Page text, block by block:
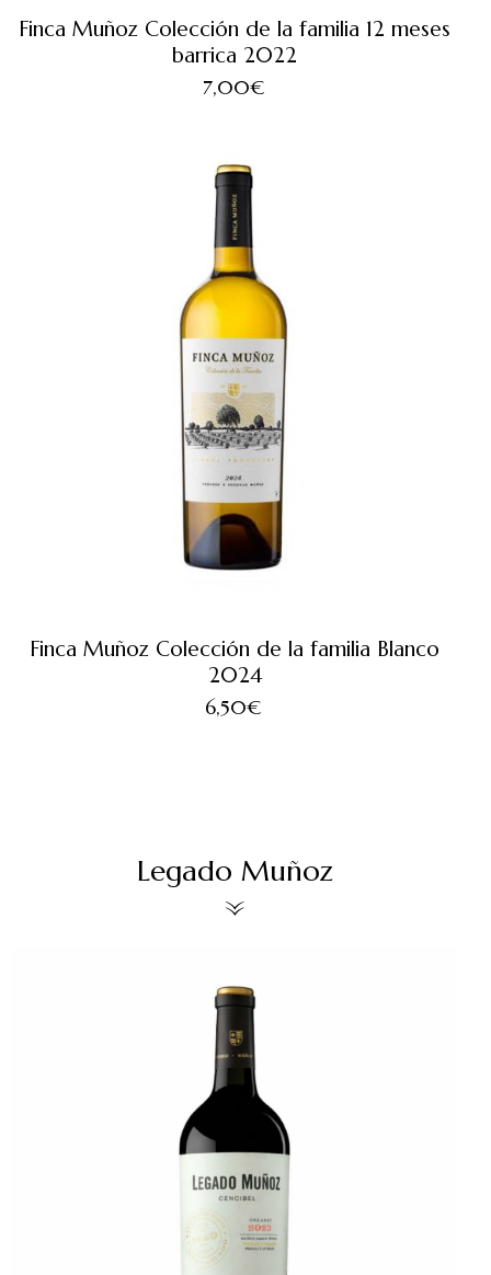
Finca Muñoz Colección de la familia 12 meses
barrica 2022
7,00€
Finca Muñoz Colección de la familia Blanco
2024
6,50€
Legado Muñoz